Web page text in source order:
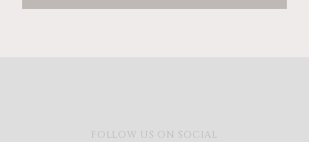
FOLLOW US ON SOCIAL